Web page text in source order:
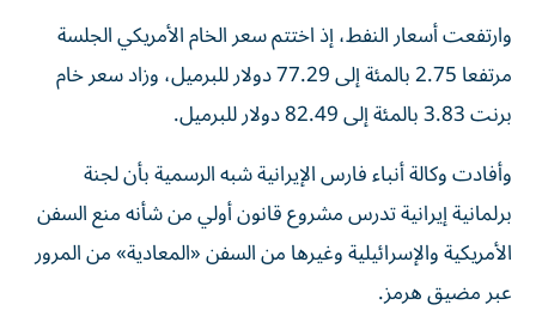
وارتفعت ⁠أسعار النفط، إذ اختتم سعر الخام الأمريكي الجلسة
مرتفعا 2.75 بالمئة إلى 77.29 دولار للبرميل، وزاد سعر خام
برنت 3.83 بالمئة إلى 82.49 دولار للبرميل.
وأفادت وكالة أنباء فارس الإيرانية شبه الرسمية بأن لجنة
برلمانية إيرانية تدرس مشروع قانون أولي من شأنه منع السفن
الأمريكية والإسرائيلية وغيرها من السفن «المعادية» من ​المرور
عبر مضيق هرمز.